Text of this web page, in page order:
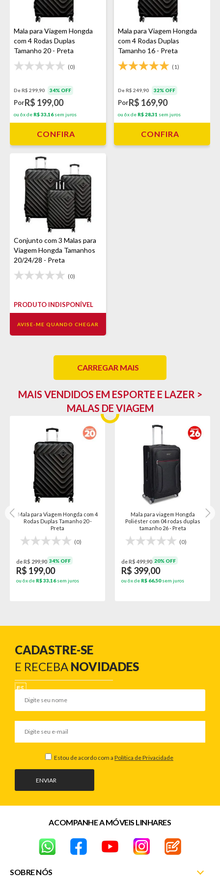
Mala para Viagem Hongda
com 4 Rodas Duplas
Tamanho 20 - Preta
(0)
De R$ 299,90 34% OFF
PorR$ 199,00
ou 6x de R$ 33,16sem juros
CONFIRA
Mala para Viagem Hongda
com 4 Rodas Duplas
Tamanho 16 - Preta
(1)
De R$ 249,90 32% OFF
PorR$ 169,90
ou 6x de R$ 28,31 sem juros
CONFIRA
Conjunto com 3 Malas para
Viagem Hongda Tamanhos
20/24/28 - Preta
(0)
PRODUTO INDISPONÍVEL
AVISE-ME QUANDO CHEGAR
CARREGAR MAIS
MAIS VENDIDOS EM ESPORTE E LAZER >
MALAS DE VIAGEM
Mala para Viagem Hongda com 4
Rodas Duplas Tamanho 20 -
Preta
(0)
de R$ 299,90 34% OFF
R$ 199,00
ou 6x de R$ 33,16sem juros
Mala para viagem Hongda
Poliéster com 04 rodas duplas
tamanho 26 - Preta
(0)
de R$ 499,90 20% OFF
R$ 399,00
ou 6x de R$ 66,50sem juros
CADASTRE-SE
E RECEBA NOVIDADES
ENVIAR
Estou de acordo com a Política de Privacidade
SOBRE NÓS
ACOMPANHE A MÓVEIS LINHARES